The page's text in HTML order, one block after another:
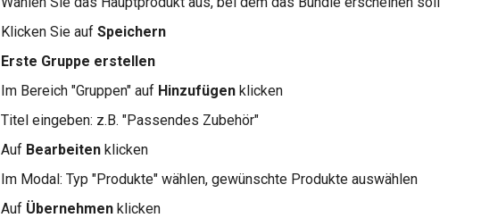
Klicken Sie auf Speichern
Erste Gruppe erstellen
Im Bereich "Gruppen" auf Hinzufügen klicken
Titel eingeben: z.B. "Passendes Zubehör"
Auf Bearbeiten klicken
Im Modal: Typ "Produkte" wählen, gewünschte Produkte auswählen
Auf Übernehmen klicken